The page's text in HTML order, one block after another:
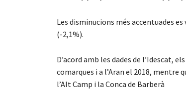
Les disminucions més accentuades
(-2,1%).
D’acord amb les dades de l’Idescat,
comarques i a l’Aran el 2018, mentre
l’Alt Camp i la Conca de Barberà